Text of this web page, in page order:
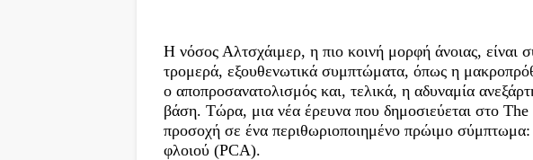
Η νόσος Αλτσχάιμερ, η πιο κοινή μορφή άνοιας, είναι
τρομερά, εξουθενωτικά συμπτώματα, όπως η
ο αποπροσανατολισμός και, τελικά, η αδυναμία
βάση. Τώρα, μια νέα έρευνα που δημοσιεύεται στο
προσοχή σε ένα περιθωριοποιημένο πρώιμο σύμπτωμα:
φλοιού (PCA).